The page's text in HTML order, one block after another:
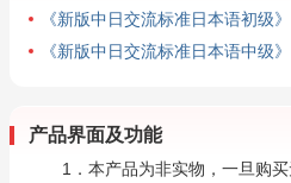
《新版中日交流标准日本语初级》
《新版中日交流标准日本语中级》
产品界面及功能
1．本产品为非实物，一旦购买